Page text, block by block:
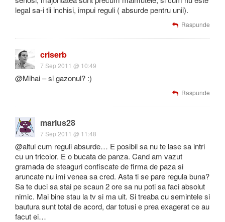
legal sa-i tii inchisi, impui reguli ( absurde pentru unii).
Raspunde
criserb
7 Sep 2011 @ 10:49
@Mihai – si gazonul? :)
Raspunde
marius28
7 Sep 2011 @ 11:48
@altul cum reguli absurde… E posibil sa nu te lase sa intri
cu un tricolor. E o bucata de panza. Cand am vazut
gramada de steaguri confiscate de firma de paza si
aruncate nu imi venea sa cred. Asta ti se pare regula buna?
Sa te duci sa stai pe scaun 2 ore sa nu poti sa faci absolut
nimic. Mai bine stau la tv si ma uit. Si treaba cu semintele si
bautura sunt total de acord, dar totusi e prea exagerat ce au
facut ei…